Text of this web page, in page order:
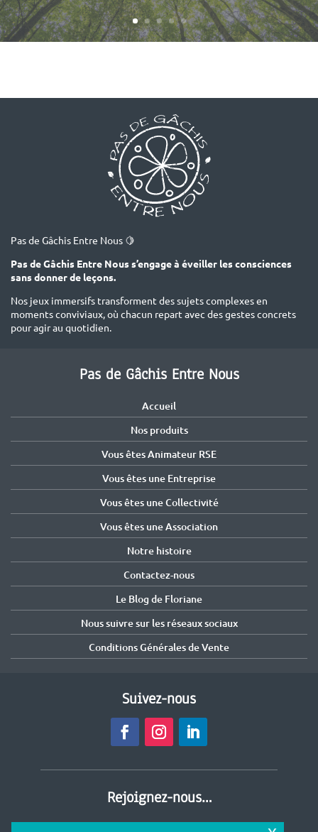
Pas de Gâchis Entre Nous 🍋
Pas de Gâchis Entre Nous s’engage à éveiller les consciences
sans donner de leçons.
Nos jeux immersifs transforment des sujets complexes en
moments conviviaux, où chacun repart avec des gestes concrets
pour agir au quotidien.
Pas de Gâchis Entre Nous
Accueil
Nos produits
Vous êtes Animateur RSE
Vous êtes une Entreprise
Vous êtes une Collectivité
Vous êtes une Association
Notre histoire
Contactez-nous
Le Blog de Floriane
Nous suivre sur les réseaux sociaux
Conditions Générales de Vente
Suivez-nous
Rejoignez-nous…
… Et partagez vos astuces anti-gaspi.